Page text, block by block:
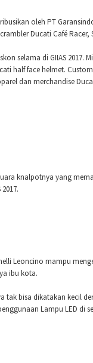
oleh PT
Ducati Café
selama di GIIAS 2017.
half face helmet.
dan merchandise
knalpotnya yang
Leoncino mampu
ibu kota.
tak bisa dikatakan kecil
Lampu LED di